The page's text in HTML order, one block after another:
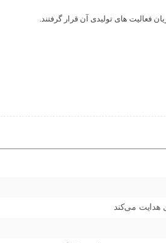
فعالیت های تولیدی آن قرار گرفتند.
هدایت می‌کند